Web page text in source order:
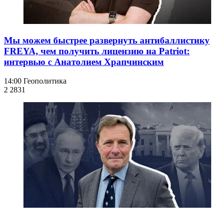
Мы можем быстрее развернуть антибаллистику
FREYA, чем получить лицензию на Patriot:
интервью с Анатолием Храпчинским
14:00 Геополитика
2 2831